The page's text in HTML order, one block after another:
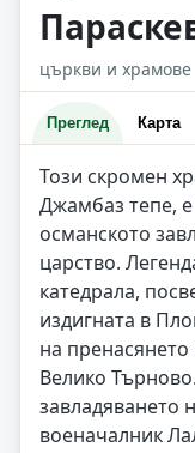
църкви и храмове
Преглед Карта
Този скромен
Джамбаз тепе,
османското
царство.
катедрала,
издигната в
на
Велико
завладяването
военачалник